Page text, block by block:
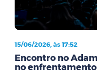
15/06/2026, às 17:52
Encontro no
no